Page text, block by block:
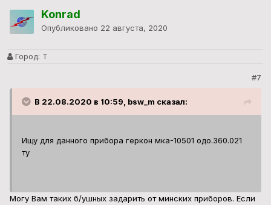
Konrad
Опубликовано 22 августа, 2020
Город: Т
#7
В 22.08.2020 в 10:59, bsw_m сказал:
Ищу для данного прибора геркон мка-10501 одо.360.021
ту
Могу Вам таких б/ушных задарить от минских приборов. Если